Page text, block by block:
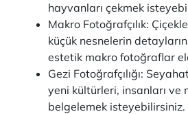
hayvanları çekmek
Makro Fotoğrafçılık:
küçük nesnelerin
estetik makro fotoğraflar
Gezi Fotoğrafçılığı:
yeni kültürleri, insanları ve
belgelemek isteyebilirsiniz.